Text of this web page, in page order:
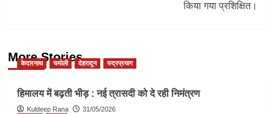
किया गया प्रशिक्षित।
More Stories
केदारनाथ चमोली देहरादून रुद्रप्रयाग
हिमालय में बढ़ती भीड़ : नई त्रासदी को दे रही निमंत्रण
Kuldeep Rana
31/05/2026